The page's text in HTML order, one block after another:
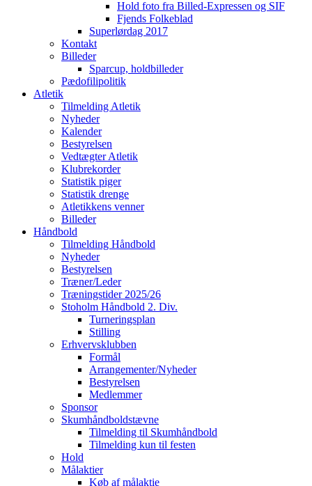
Hold foto fra Billed-Expressen og SIF
Fjends Folkeblad
Superlørdag 2017
Kontakt
Billeder
Sparcup, holdbilleder
Pædofilipolitik
Atletik
Tilmelding Atletik
Nyheder
Kalender
Bestyrelsen
Vedtægter Atletik
Klubrekorder
Statistik piger
Statistik drenge
Atletikkens venner
Billeder
Håndbold
Tilmelding Håndbold
Nyheder
Bestyrelsen
Træner/Leder
Træningstider 2025/26
Stoholm Håndbold 2. Div.
Turneringsplan
Stilling
Erhvervsklubben
Formål
Arrangementer/Nyheder
Bestyrelsen
Medlemmer
Sponsor
Skumhåndboldstævne
Tilmelding til Skumhåndbold
Tilmelding kun til festen
Hold
Målaktier
Køb af målaktie